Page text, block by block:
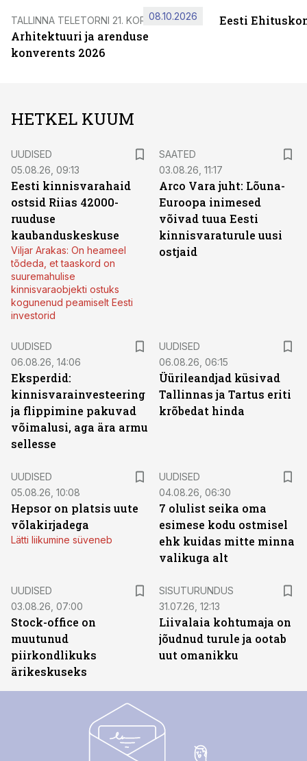
TALLINNA TELETORNI 21. KORRUSEL
Arhitektuuri ja arenduse
konverents 2026
08.10.2026 Eesti
HETKEL KUUM
UUDISED
05.08.26, 09:13
Eesti kinnisvarahaid
ostsid Riias 42000-
ruuduse
kaubanduskeskuse
Viljar Arakas: On heameel
tõdeda, et taaskord on
suuremahulise
kinnisvaraobjekti ostuks
kogunenud peamiselt Eesti
investorid
SAATED
03.08.26, 11:17
Arco Vara juht: Lõuna-
Euroopa inimesed
võivad tuua Eesti
kinnisvaraturule uusi
ostjaid
UUDISED
06.08.26, 14:06
Eksperdid:
kinnisvarainvesteering
ja flippimine pakuvad
võimalusi, aga ära armu
sellesse
UUDISED
06.08.26, 06:15
Üürileandjad küsivad
Tallinnas ja Tartus eriti
krõbedat hinda
UUDISED
05.08.26, 10:08
Hepsor on platsis uute
võlakirjadega
Lätti liikumine süveneb
UUDISED
04.08.26, 06:30
7 olulist seika oma
esimese kodu ostmisel
ehk kuidas mitte minna
valikuga alt
UUDISED
03.08.26, 07:00
Stock-office on
muutunud
piirkondlikuks
ärikeskuseks
SISUTURUNDUS
31.07.26, 12:13
Liivalaia kohtumaja on
jõudnud turule ja ootab
uut omanikku